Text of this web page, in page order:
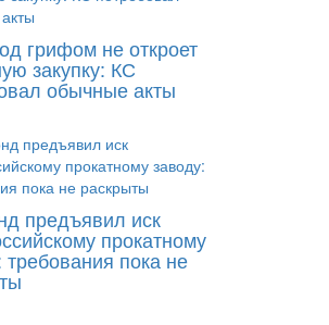
грифом не откроет
закупку: КС
обычные акты
предъявил иск
прокатному
требования пока не